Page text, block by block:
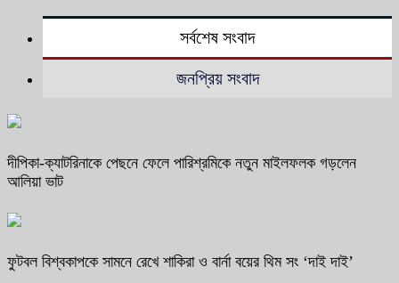
সর্বশেষ সংবাদ
জনপ্রিয় সংবাদ
দীপিকা-ক্যাটরিনাকে পেছনে ফেলে পারিশ্রমিকে নতুন মাইলফলক গড়লেন
আলিয়া ভাট
ফুটবল বিশ্বকাপকে সামনে রেখে শাকিরা ও বার্না বয়ের থিম সং ‘দাই দাই’